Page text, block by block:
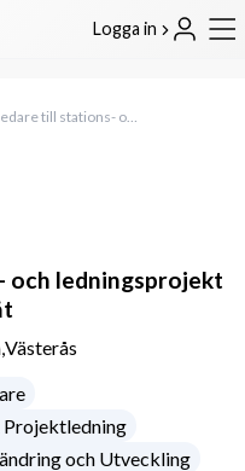
Logga in
Projektledare till stations- och ledningsprojekt inom Vattenfalls regionnät
ledningsprojekt
Västerås
Projektledning
och Utveckling